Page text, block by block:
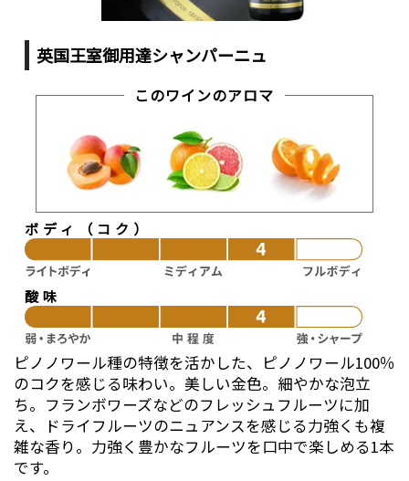
英国王室御用達シャンパーニュ
このワインのアロマ
ボディ（コク）
酸味
ピノノワール種の特徴を活かした、ピノノワール100％
のコクを感じる味わい。美しい金色。細やかな泡立
ち。フランボワーズなどのフレッシュフルーツに加
え、ドライフルーツのニュアンスを感じる力強くも複
雑な香り。力強く豊かなフルーツを口中で楽しめる1本
です。